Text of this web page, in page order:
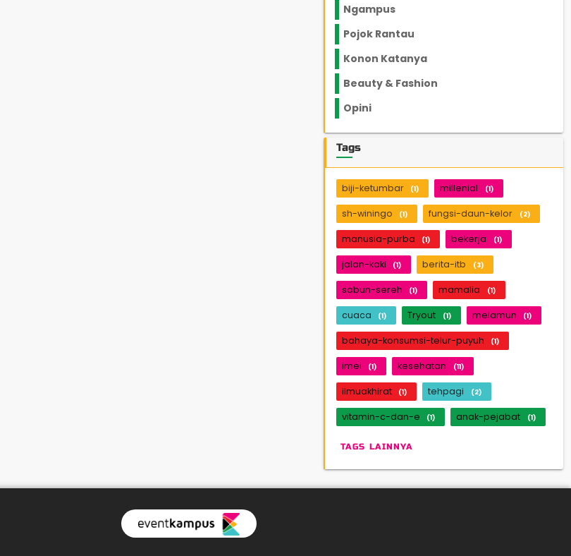
Ngampus
Pojok Rantau
Konon Katanya
Beauty & Fashion
Opini
Tags
biji-ketumbar (1) millenial (1)
sh-winingo (1) fungsi-daun-kelor (2)
manusia-purba (1) bekerja (1)
jalan-kaki (1) berita-itb (3)
sabun-sereh (1) mamalia (1)
cuaca (1) Tryout (1) melamun (1)
bahaya-konsumsi-telur-puyuh (1)
imei (1) kesehatan (11)
ilmuakhirat (1) tehpagi (2)
vitamin-c-dan-e (1) anak-pejabat (1)
TAGS LAINNYA